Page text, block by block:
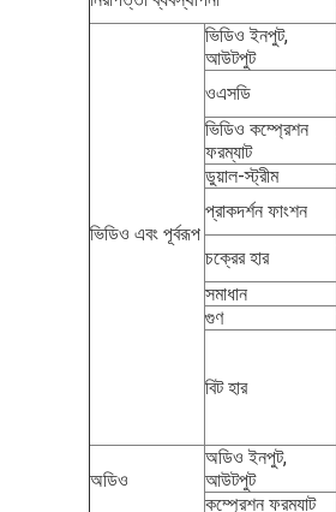
ভিডিও এবং পূর্বরূপ
ভিডিও ইনপুট,
আউটপুট
ওএসডি
ভিডিও কম্প্রেশন
ফরম্যাট
ডুয়াল-স্ট্রীম
প্রাকদর্শন ফাংশন
চক্রের হার
সমাধান
গুণ
বিট হার
অডিও
অডিও ইনপুট,
আউটপুট
কম্প্রেশন ফরম্যাট